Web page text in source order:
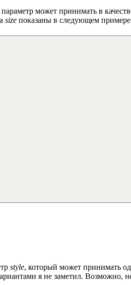
может принимать в
size показаны в следующем
style, который может принимать
я не заметил. Возможно,